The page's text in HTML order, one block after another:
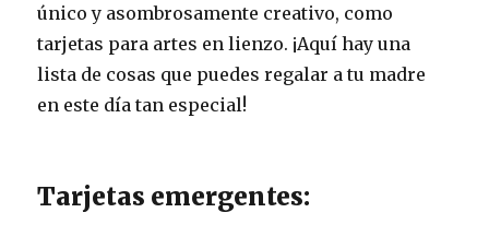
único y asombrosamente creativo, como
tarjetas para artes en lienzo. ¡Aquí hay una
lista de cosas que puedes regalar a tu madre
en este día tan especial!
Tarjetas emergentes: